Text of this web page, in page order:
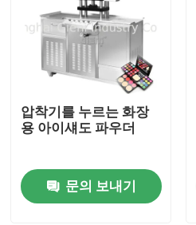
압착기를 누르는 화장
용 아이섀도 파우더
문의 보내기